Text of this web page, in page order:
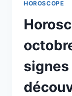
HOROSCOPE